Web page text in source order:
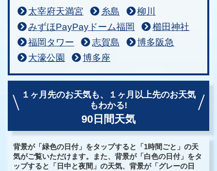
太宰府天満宮 糸島
柳川
みずほPayPayドーム福岡
櫛田神社
福岡タワー
志賀島
博多阪急
大濠公園
博多座
１ヶ月先のお天気も、
１ヶ月以上先のお天気
もわかる!
90日間天気
背景が「緑色の日付」をタップすると「1時間ごと」の天
気がご覧いただけます。また、背景が「白色の日付」をタ
ップすると「日中と夜間」の天気、背景が「グレーの日